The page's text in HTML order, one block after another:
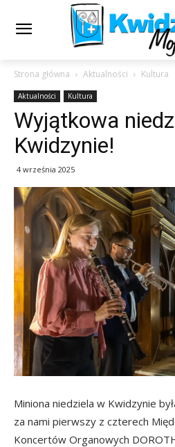
Strona główna Aktualności Kultura
Aktualności Kultura
Wyjątkowa
Kwidzynie!
4 września 2025
Miniona niedziela w Kwidzynie
za nami pierwszy z czterech
Koncertów Organowych